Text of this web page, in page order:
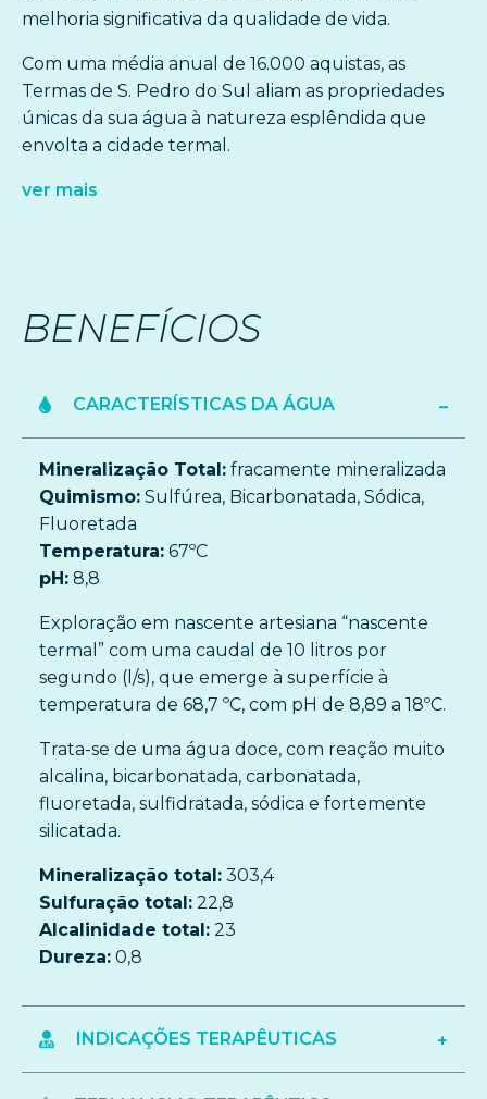
melhoria significativa da qualidade de vida.
Com uma média anual de 16.000 aquistas, as
Termas de S. Pedro do Sul aliam as propriedades
únicas da sua água à natureza esplêndida que
envolta a cidade termal.
ver mais
BENEFÍCIOS
CARACTERÍSTICAS DA ÁGUA
Mineralização Total: fracamente mineralizada
Quimismo: Sulfúrea, Bicarbonatada, Sódica,
Fluoretada
Temperatura: 67ºC
pH: 8,8
Exploração em nascente artesiana “nascente
termal” com uma caudal de 10 litros por
segundo (l/s), que emerge à superfície à
temperatura de 68,7 ºC, com pH de 8,89 a 18ºC.
Trata-se de uma água doce, com reação muito
alcalina, bicarbonatada, carbonatada,
fluoretada, sulfidratada, sódica e fortemente
silicatada.
Mineralização total: 303,4
Sulfuração total: 22,8
Alcalinidade total: 23
Dureza: 0,8
INDICAÇÕES TERAPÊUTICAS